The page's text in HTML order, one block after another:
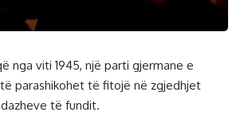
nga viti 1945, një parti gjermane e
parashikohet të fitojë në zgjedhjet
të fundit.